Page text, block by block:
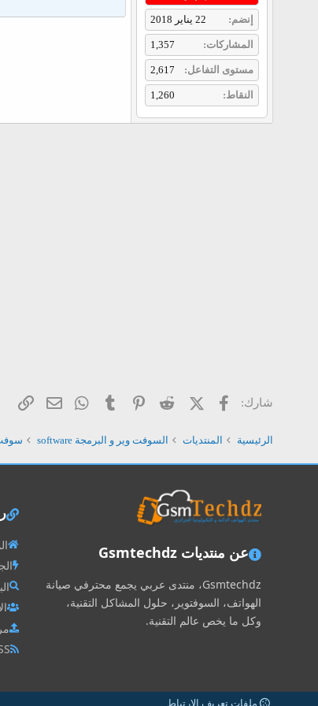
إنضم 22 يناير 2018
المشاركات 1,357
مستوى التفاعل 2,617
النقاط 1,260
شارك: فيسبوكX (Twitter)
Reddit
Pinterest
Tumblr
WhatsApp
البريد
الرئيسية المنتديات السوفت وير و البرمجة software سوفت
عن منتديات Gsmtechdz
Gsmtechdz، منتدى عربي يجمع محترفي صيانة
الهواتف، السوفتوير، حلول المشاكل التقنية،
وكل ما يخص عالم التقنية.
ملفات تعريف الارتباط